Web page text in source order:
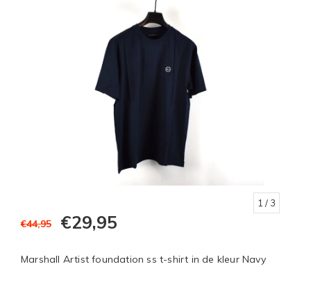
1 / 3
€44,95 €29,95
Marshall Artist foundation ss t-shirt in de kleur Navy